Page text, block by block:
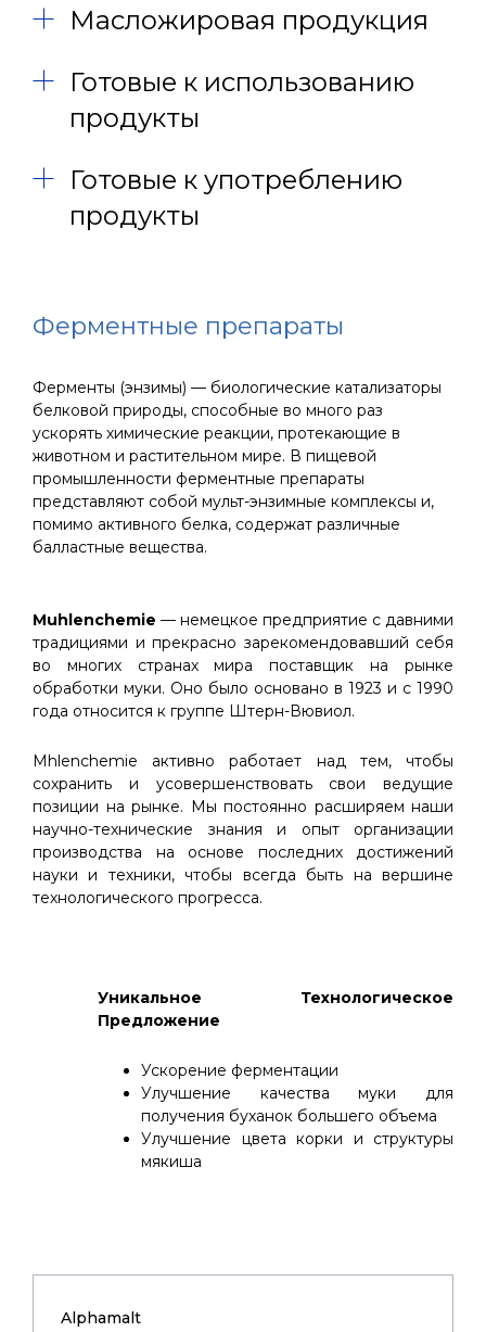
Масложировая продукция
Готовые к использованию
продукты
Готовые к употреблению
продукты
Ферментные препараты
Ферменты (энзимы) — биологические катализаторы
белковой природы, способные во много раз
ускорять химические реакции, протекающие в
животном и растительном мире. В пищевой
промышленности ферментные препараты
представляют собой мульт-энзимные комплексы и,
помимо активного белка, содержат различные
балластные вещества.
Muhlenchemie — немецкое предприятие с давними
традициями и прекрасно зарекомендовавший себя
во многих странах мира поставщик на рынке
обработки муки. Оно было основано в 1923 и с 1990
года относится к группе Штерн-Вювиол.
Mhlenchemie активно работает над тем, чтобы
сохранить и усовершенствовать свои ведущие
позиции на рынке. Мы постоянно расширяем наши
научно-технические знания и опыт организации
производства на основе последних достижений
науки и техники, чтобы всегда быть на вершине
технологического прогресса.
Уникальное Технологическое
Предложение
Ускорение ферментации
Улучшение качества муки для
получения буханок большего объема
Улучшение цвета корки и структуры
мякиша
Alphamalt